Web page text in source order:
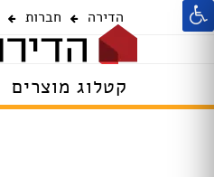
הדירה חברות
קטלוג מוצרים